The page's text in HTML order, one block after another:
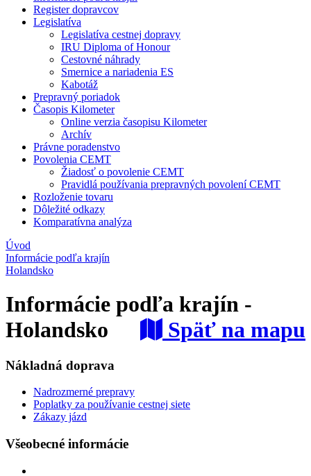
Register dopravcov
Legislatíva
Legislatíva cestnej dopravy
IRU Diploma of Honour
Cestovné náhrady
Smernice a nariadenia ES
Kabotáž
Prepravný poriadok
Časopis Kilometer
Online verzia časopisu Kilometer
Archív
Právne poradenstvo
Povolenia CEMT
Žiadosť o povolenie CEMT
Pravidlá používania prepravných povolení CEMT
Rozloženie tovaru
Dôležité odkazy
Komparatívna analýza
Úvod
Informácie podľa krajín
Holandsko
Informácie podľa krajín -
Holandsko
Späť na mapu
Nákladná doprava
Nadrozmerné prepravy
Poplatky za používanie cestnej siete
Zákazy jázd
Všeobecné informácie